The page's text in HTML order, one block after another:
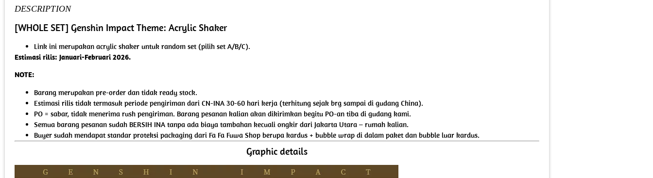
DESCRIPTION
[WHOLE SET] Genshin Impact Theme: Acrylic Shaker
Link ini merupakan acrylic shaker untuk random set (pilih set A/B/C).
Estimasi rilis: Januari-Februari 2026.
NOTE:
Barang merupakan pre-order dan tidak ready stock.
Estimasi rilis tidak termasuk periode pengiriman dari CN-INA 30-60 hari kerja (terhitung sejak brg sampai di gudang China).
PO = sabar, tidak menerima rush pengiriman. Barang pesanan kalian akan dikirimkan begitu PO-an tiba di gudang kami.
Semua barang pesanan sudah BERSIH INA tanpa ada biaya tambahan kecuali ongkir dari Jakarta Utara – rumah kalian.
Buyer sudah mendapat standar proteksi packaging dari Fa Fa Fuwa Shop berupa kardus + bubble wrap di dalam paket dan bubble luar kardus.
Graphic details